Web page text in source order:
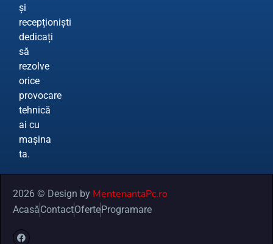
și
recepționiști
dedicați
să
rezolve
orice
provocare
tehnică
ai cu
mașina
ta.
2026 © Design by MentenantaPc.ro
AcasăContactOferteProgramare